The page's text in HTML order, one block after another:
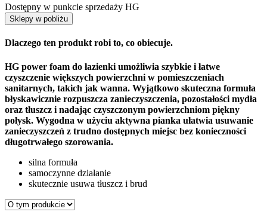
Dostępny w punkcie sprzedaży HG
Sklepy w pobliżu
Dlaczego ten produkt robi to, co obiecuje.
HG power foam do łazienki umożliwia szybkie i łatwe
czyszczenie większych powierzchni w pomieszczeniach
sanitarnych, takich jak wanna. Wyjątkowo skuteczna formuła
błyskawicznie rozpuszcza zanieczyszczenia, pozostałości mydła
oraz tłuszcz i nadając czyszczonym powierzchniom piękny
połysk. Wygodna w użyciu aktywna pianka ułatwia usuwanie
zanieczyszczeń z trudno dostępnych miejsc bez konieczności
długotrwałego szorowania.
silna formuła
samoczynne działanie
skutecznie usuwa tłuszcz i brud